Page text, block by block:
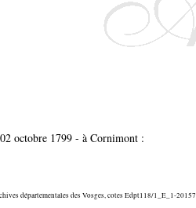
octobre 1799 - à Cornimont :
départementales des Vosges, cotes Edpt118/1_E_1-20157